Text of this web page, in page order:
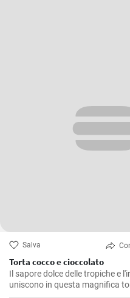
Salva
Torta cocco e cioccolato
Il sapore dolce delle tropiche e
uniscono in questa magnifica
Preparata diverse volte in casa